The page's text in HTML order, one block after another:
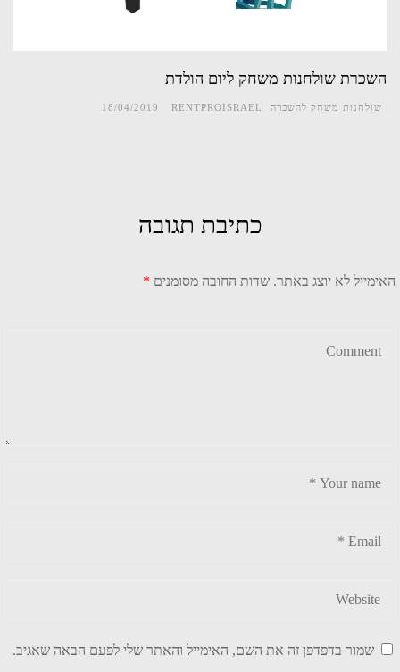
השכרת שולחנות משחק ליום הולדת
שולחנות משחק להשכרה RENTPROISRAEL
18/04/2019
כתיבת תגובה
האימייל לא יוצג באתר. שדות החובה מסומנים *
שמור בדפדפן זה את השם, האימייל והאתר שלי לפעם הבאה שאגיב.